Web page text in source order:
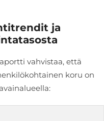
ja
vahvistaa, että
koru on